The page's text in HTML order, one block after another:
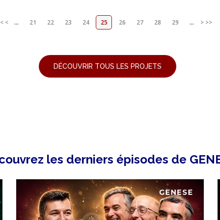
< ... 21 22 23 24 25 26 27 28 29 ... > >>
DÉCOUVRIR TOUS LES PROJETS
les derniers épisodes de